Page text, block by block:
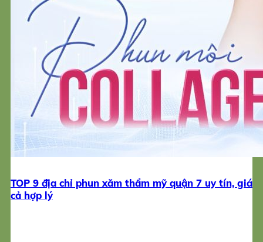
TOP 9 địa chỉ phun xăm thẩm mỹ quận 7 uy tín, giá
cả hợp lý